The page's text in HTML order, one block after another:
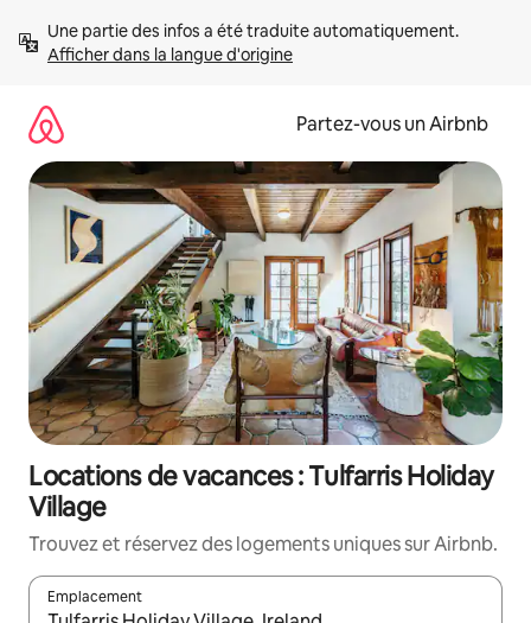
directement
Afficher dans la langue d'origine
Partez-vous un Airbnb
Locations de vacances : Tulfarris Holiday
Village
Trouvez et réservez des logements uniques sur Airbnb.
Emplacement
Quand les résultats sont affichés, parcourez-les en utilisant